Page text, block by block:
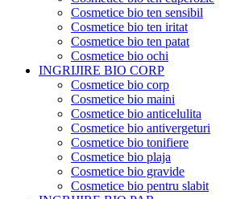
Cosmetice bio ten sensibil
Cosmetice bio ten iritat
Cosmetice bio ten patat
Cosmetice bio ochi
INGRIJIRE BIO CORP
Cosmetice bio corp
Cosmetice bio maini
Cosmetice bio anticelulita
Cosmetice bio antivergeturi
Cosmetice bio tonifiere
Cosmetice bio plaja
Cosmetice bio gravide
Cosmetice bio pentru slabit